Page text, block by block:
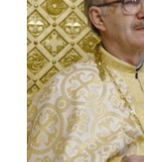
2011
2010
2009